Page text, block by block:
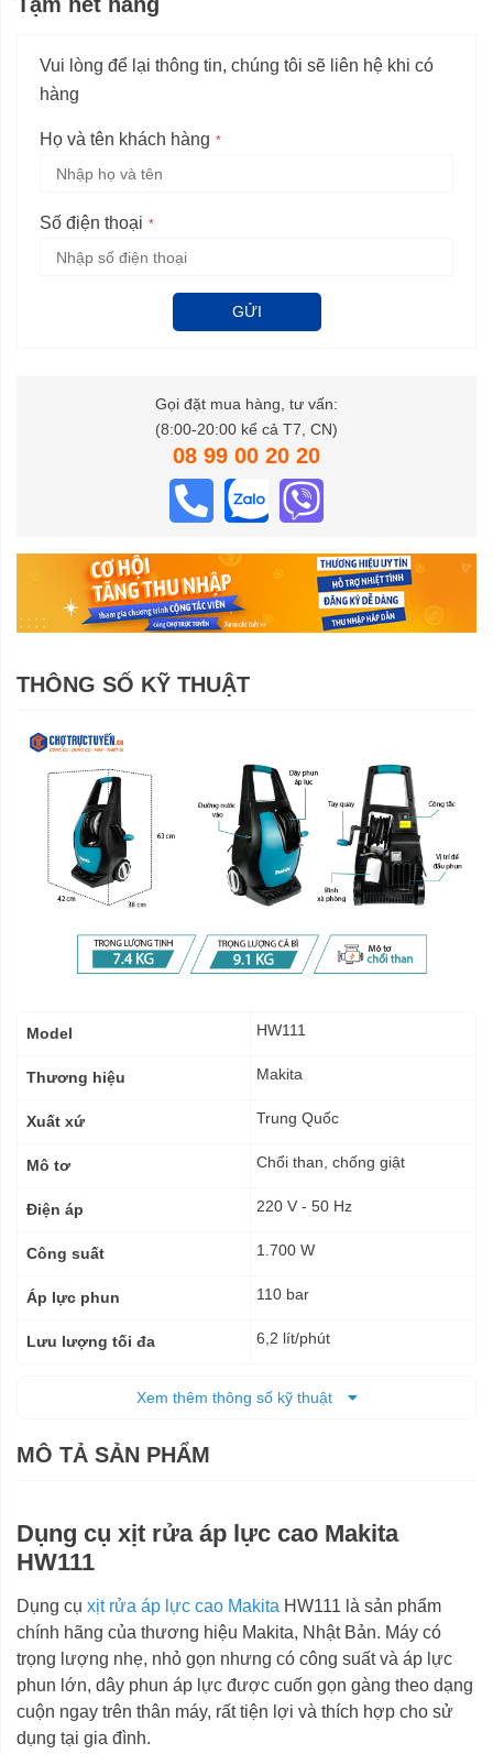
Vui lòng để lại thông tin, chúng tôi sẽ liên hệ khi có
hàng
Họ và tên khách hàng
Số điện thoại
GỬI
Gọi đặt mua hàng, tư vấn:
(8:00-20:00 kể cả T7, CN)
08 99 00 20 20
THÔNG SỐ KỸ THUẬT
kỹ
Model HW111
Thương hiệu Makita
Xuất xứ Trung Quốc
Mô tơ Chổi than, chống giật
Điện áp 220 V - 50 Hz
Công suất 1.700 W
Áp lực phun 110 bar
Lưu lượng tối đa 6,2 lít/phút
Bảo hành
Xem thêm thông số kỹ thuật
MÔ TẢ SẢN PHẨM
Dụng cụ xịt rửa áp lực cao Makita
HW111
Dụng cụ xịt rửa áp lực cao Makita HW111 là sản phẩm
chính hãng của thương hiệu Makita, Nhật Bản. Máy có
trọng lượng nhẹ, nhỏ gọn nhưng có công suất và áp lực
phun lớn, dây phun áp lực được cuốn gọn gàng theo dạng
cuộn ngay trên thân máy, rất tiện lợi và thích hợp cho sử
dụng tại gia đình.